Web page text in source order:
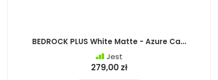
BEDROCK PLUS White Matte - Azure Ca...
Jest
279,00 zł